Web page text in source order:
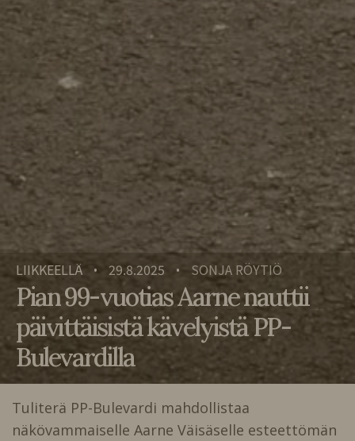
LIIKKEELLÄ • 29.8.2025 • SONJA RÖYTIÖ
Pian 99-vuotias Aarne nauttii
päivittäisistä kävelyistä PP-
Bulevardilla
Tuliterä PP-Bulevardi mahdollistaa
näkövammaiselle Aarne Väisäselle esteettömän